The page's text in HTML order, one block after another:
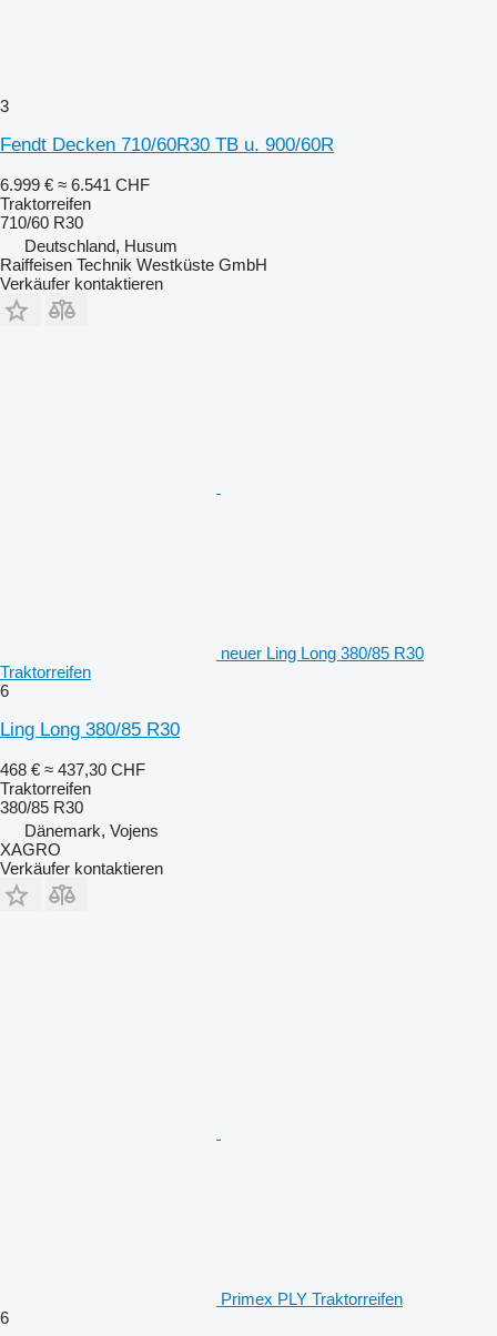
3
Fendt Decken 710/60R30 TB u. 900/60R
6.999 € ≈ 6.541 CHF
Traktorreifen
710/60 R30
Deutschland, Husum
Raiffeisen Technik Westküste GmbH
Verkäufer kontaktieren
neuer Ling Long 380/85 R30
Traktorreifen
6
Ling Long 380/85 R30
468 € ≈ 437,30 CHF
Traktorreifen
380/85 R30
Dänemark, Vojens
XAGRO
Verkäufer kontaktieren
Primex PLY Traktorreifen
6